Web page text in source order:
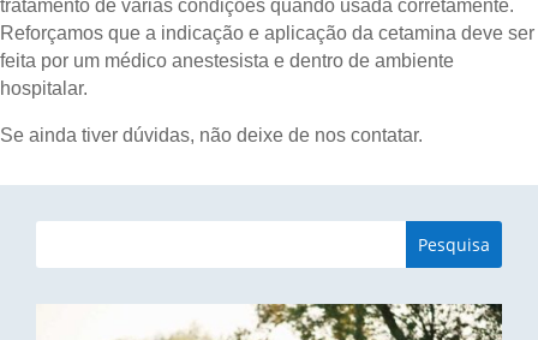
tratamento de várias condições quando usada corretamente.
Reforçamos que a indicação e aplicação da cetamina deve ser
feita por um médico anestesista e dentro de ambiente
hospitalar.
Se ainda tiver dúvidas, não deixe de nos contatar.